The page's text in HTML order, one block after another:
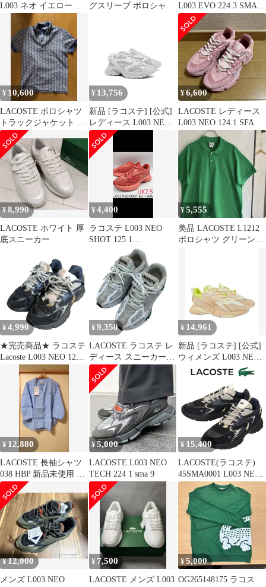
L003 ネオ イエロー オ
フホワイト カジュアル
シューズ
グスリーブ ポロシャ
L003 EVO 224 3 SMA
25cm
¥ 10,600
LACOSTE ポロシャツ
トラックジャケット レ
ア
¥ 13,756
新品 [ラコステ] [公式]
レディース L003 NEO
SHOT 125 1
SFA49SFA000708C4
¥6,600
LACOSTE レディース
L003 NEO 124 1 SFA
¥8,990
LACOSTE ホワイト 厚
底スニーカー
¥4,400
ラコステ L003 NEO
SHOT 125 1
SMA【26cm】
¥5,555
美品 LACOSTE L1212
ポロシャツ グリーン
¥ 4,990
★完売商品★ ラコステ
Lacoste L003 NEO 123 1
SFA 【25.5cm】
¥ 9,350
LACOSTE ラコステ レ
ディース スニーカー
SIZE 24cm L003 2K24
124 1 SFA ホワイト
¥ 14,961
新品 [ラコステ] [公式]
ウィメンズ L003 NEO
TECH 224 1
SFA48SFA00876H33
¥ 12,880
LACOSTE 長袖シャツ
038 HBP 新品未使用 値
下げ
¥5,000
LACOSTE L003 NEO
TECH 224 1 sma 9
¥ 15,400
LACOSTE(ラコステ)
45SMA0001 L003 NEO
123 1 SMA メンズ スニ
ーカー 075ブラックxネ
イビー LC342 UK9-約
27.0cm
¥12,000
メンズ L003 NEO
¥ 7,500
LACOSTE メンズ L003
¥5,000
OG265148175 ラコス